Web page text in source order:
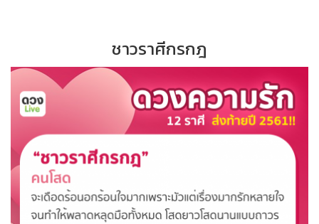
ชาวราศีกรกฎ